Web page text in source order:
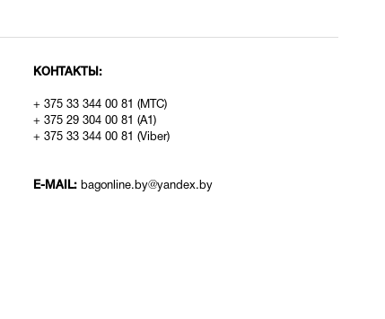
КОНТАКТЫ:
+ 375 33 344 00 81 (МТС)
+ 375 29 304 00 81 (A1)
+ 375 33 344 00 81 (Viber)
E-MAIL: bagonline.by@yandex.by